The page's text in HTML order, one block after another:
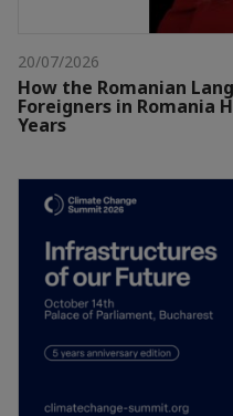
20/07/2026
How the Romanian
Foreigners in Romania
Years